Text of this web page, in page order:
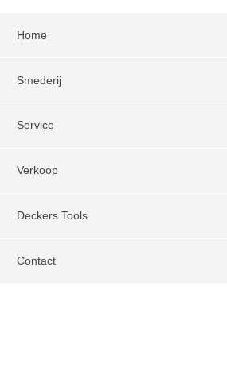
Home
Smederij
Service
Verkoop
Deckers Tools
Contact